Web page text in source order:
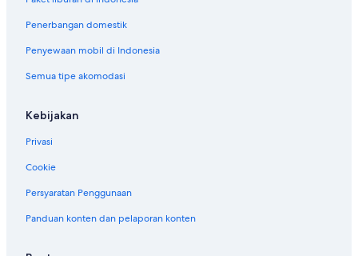
Penerbangan domestik
Penyewaan mobil di Indonesia
Semua tipe akomodasi
Kebijakan
Privasi
Cookie
Persyaratan Penggunaan
Panduan konten dan pelaporan konten